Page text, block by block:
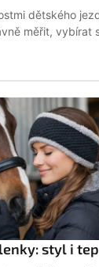
dětského
měřit, vybírat
styl i